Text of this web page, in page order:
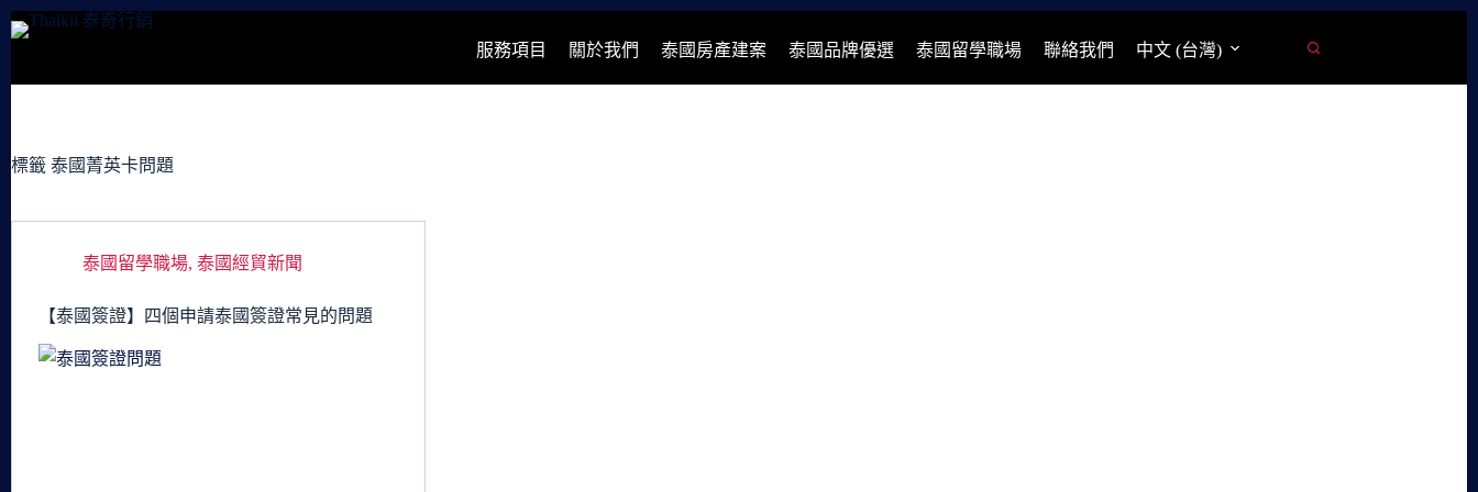
跳
容
服務項目 關於我們 泰國房產建案 泰國品牌優選 泰國留學職場 聯絡我們 中文 (台灣)
標籤 泰國菁英卡問題
泰國留學職場, 泰國經貿新聞
【泰國簽證】四個申請泰國簽證常見的問題